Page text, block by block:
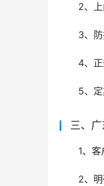
2、
3、
4、
5、
三、
1、
2、